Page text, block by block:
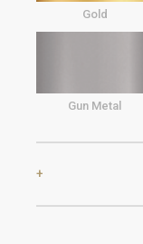
Gold
Gun Metal